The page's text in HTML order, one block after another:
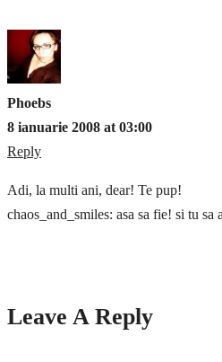
Phoebs
8 ianuarie 2008 at 03:00
Reply
Adi, la multi ani, dear! Te pup!
chaos_and_smiles: asa sa fie! si tu sa
Leave A Reply